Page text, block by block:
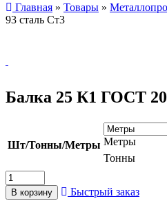
Главная » Товары »
93 сталь Ст3
Балка 25 К1 ГОСТ
Шт/Тонны/Метры Метры
Тонны
В корзину Быстрый заказ